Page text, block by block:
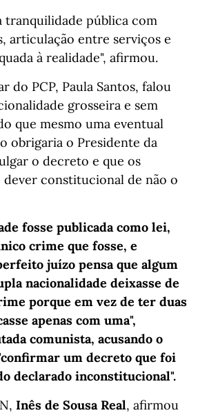
tranquilidade pública com
articulação entre serviços e
à realidade", afirmou.
do PCP, Paula Santos, falou
grosseira e sem
que mesmo uma eventual
obrigaria o Presidente da
o decreto e que os
constitucional de não o
fosse publicada como lei,
crime que fosse, e
juízo pensa que algum
nacionalidade deixasse de
porque em vez de ter duas
apenas com uma",
comunista, acusando o
um decreto que foi
declarado inconstitucional".
Inês de Sousa Real, afirmou